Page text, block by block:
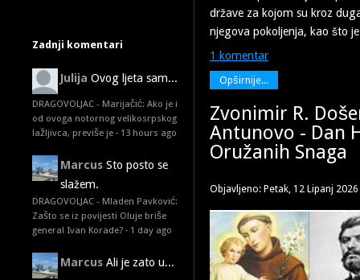
Zadnji komentari
Julija Ovog ljeta sam...
DRAGOVOLJAC - Marijačić: Ako je i
od ovoga notornog velikosrpskog
lažljivca, previše je · 13 hours ago
Marcus Sto posto se
slažem.
DRAGOVOLJAC - Mladen Pavković:
Zašto se iz povijesti Oluje briše
general Ivan Korade? · 1 day ago
Marcus Ali je zato u...
države za kojom su kroz
njegova pokoljenja, kao što
1 komentar
Opširnije...
Zvonimir R.
Antunovo - Dan
Oružanih Snaga
Objavljeno: Petak, 12 Lipanj